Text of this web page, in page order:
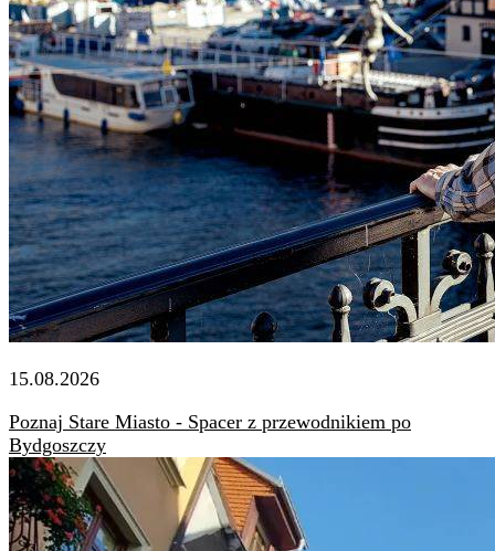
15.08.2026
Poznaj Stare Miasto - Spacer z przewodnikiem po
Bydgoszczy